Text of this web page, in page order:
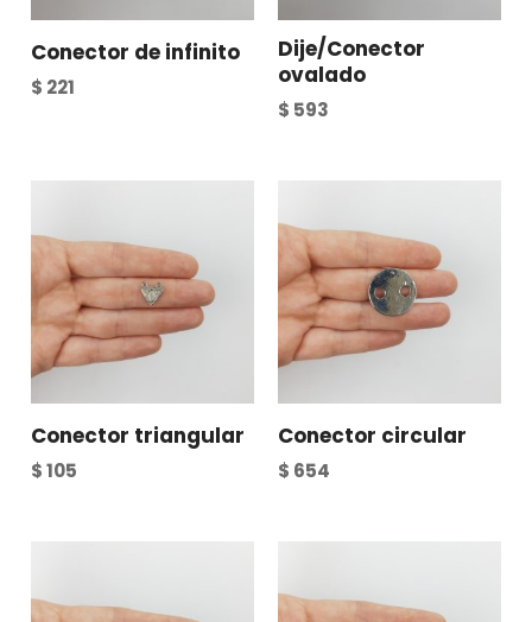
Conector de infinito
$ 221
Dije/Conector
ovalado
$ 593
Conector triangular
$105
Conector circular
$ 654